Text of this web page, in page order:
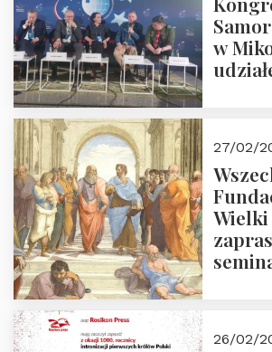
w
27/02/
26/02/